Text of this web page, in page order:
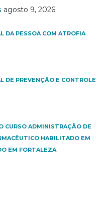
agosto 9, 2026
DA PESSOA COM ATROFIA
DE PREVENÇÃO E CONTROLE
CURSO ADMINISTRAÇÃO DE
HABILITADO EM
EM FORTALEZA